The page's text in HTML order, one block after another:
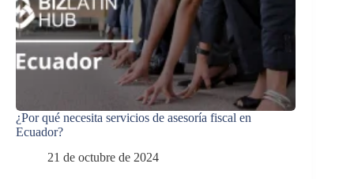
¿Por qué necesita servicios de asesoría fiscal en
Ecuador?
21 de octubre de 2024